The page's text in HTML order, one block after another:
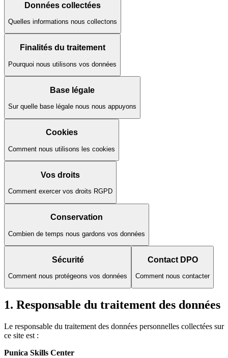
Données collectées
Quelles informations nous collectons
Finalités du traitement
Pourquoi nous utilisons vos données
Base légale
Sur quelle base légale nous nous appuyons
Cookies
Comment nous utilisons les cookies
Vos droits
Comment exercer vos droits RGPD
Conservation
Combien de temps nous gardons vos données
Sécurité
Comment nous protégeons vos données
Contact DPO
Comment nous contacter
1. Responsable du traitement des données
Le responsable du traitement des données personnelles collectées sur
ce site est :
Punica Skills Center